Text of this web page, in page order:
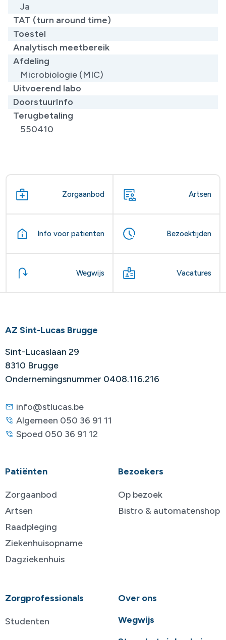
Ja
TAT (turn around time)
Toestel
Analytisch meetbereik
Afdeling
Microbiologie (MIC)
Uitvoerend labo
DoorstuurInfo
Terugbetaling
550410
Zorgaanbod Artsen
Info voor patiënten Bezoektijden
Wegwijs Vacatures
AZ Sint-Lucas Brugge
Sint-Lucaslaan 29
8310 Brugge
Ondernemingsnummer 0408.116.216
info@stlucas.be
Algemeen 050 36 91 11
Spoed 050 36 91 12
Patiënten
Zorgaanbod
Artsen
Raadpleging
Ziekenhuisopname
Dagziekenhuis
Bezoekers
Op bezoek
Bistro & automatenshop
Zorgprofessionals
Studenten
Over ons
Wegwijs